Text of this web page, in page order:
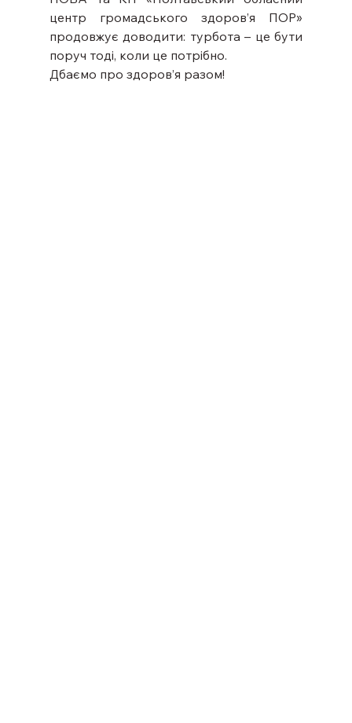
центр громадського здоров’я ПОР»
продовжує доводити: турбота – це бути
поруч тоді, коли це потрібно.
Дбаємо про здоров’я разом!